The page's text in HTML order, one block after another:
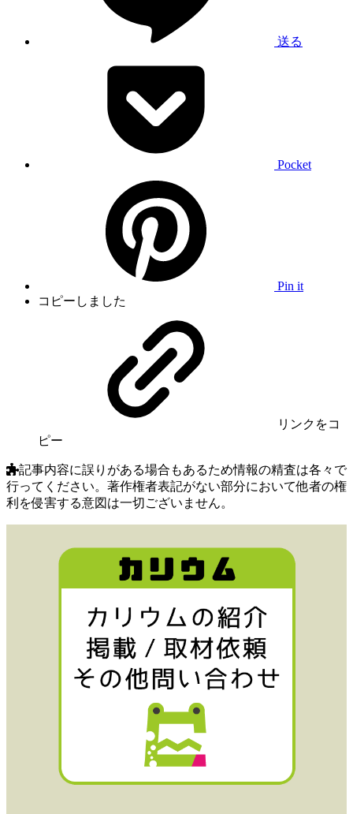
送る
Pocket
Pin it
コピーしました
リンク をコ
ピー
記事内容に誤りがある場合もあるため情報の精査は各々で
行ってください。著作権者表記がない部分において他者の権
利を侵害する意図は一切ございません。